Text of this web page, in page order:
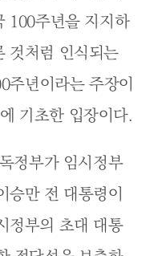
100주년을 지지하
것처럼 인식되는
년이라는 주장이
기초한 입장이다.
정부가 임시정부
승만 전 대통령이
정부의 초대 대통